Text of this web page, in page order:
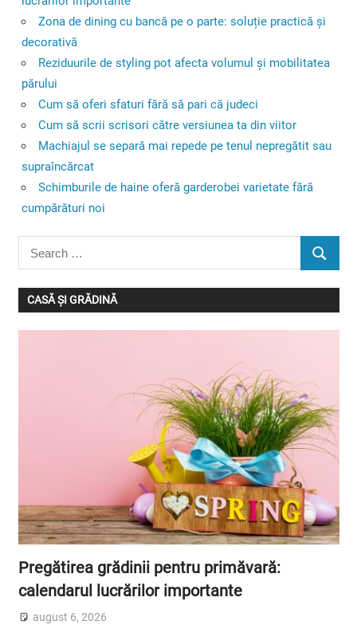
Zona de dining cu bancă pe o parte: soluție practică și
decorativă
Reziduurile de styling pot afecta volumul și mobilitatea
părului
Cum să oferi sfaturi fără să pari că judeci
Cum să scrii scrisori către versiunea ta din viitor
Machiajul se separă mai repede pe tenul nepregătit sau
supraîncărcat
Schimburile de haine oferă garderobei varietate fără
cumpărături noi
Search
for:
SEARCH
CASĂ ȘI GRĂDINĂ
Pregătirea grădinii pentru primăvară:
calendarul lucrărilor importante
august 6, 2026